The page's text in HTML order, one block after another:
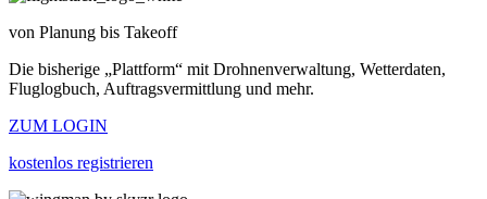
von Planung bis Takeoff
Die bisherige „Plattform“ mit Drohnenverwaltung, Wetterdaten,
Fluglogbuch, Auftragsvermittlung und mehr.
ZUM LOGIN
kostenlos registrieren